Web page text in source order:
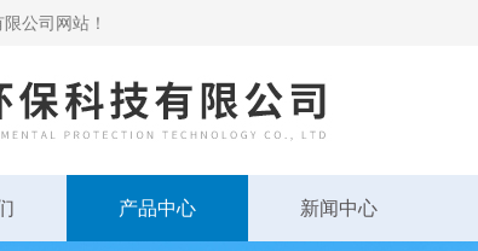
公司网站！
产品中心 新闻中心